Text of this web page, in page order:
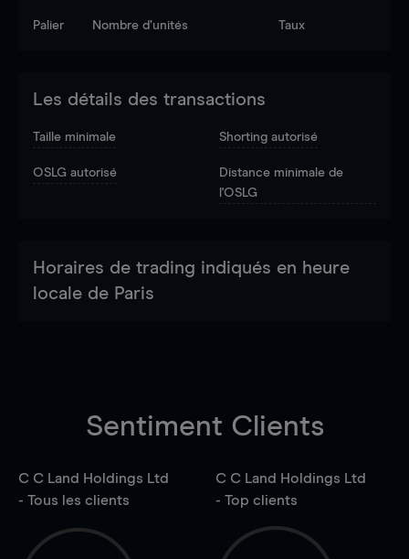
Palier Nombre d’unités Taux
Les détails des transactions
Taille minimale Shorting autorisé
OSLG autorisé
Distance minimale de
l'OSLG
Horaires de trading indiqués en heure
locale de Paris
Sentiment Clients
C C Land Holdings Ltd
- Tous les clients
C C Land Holdings Ltd
- Top clients